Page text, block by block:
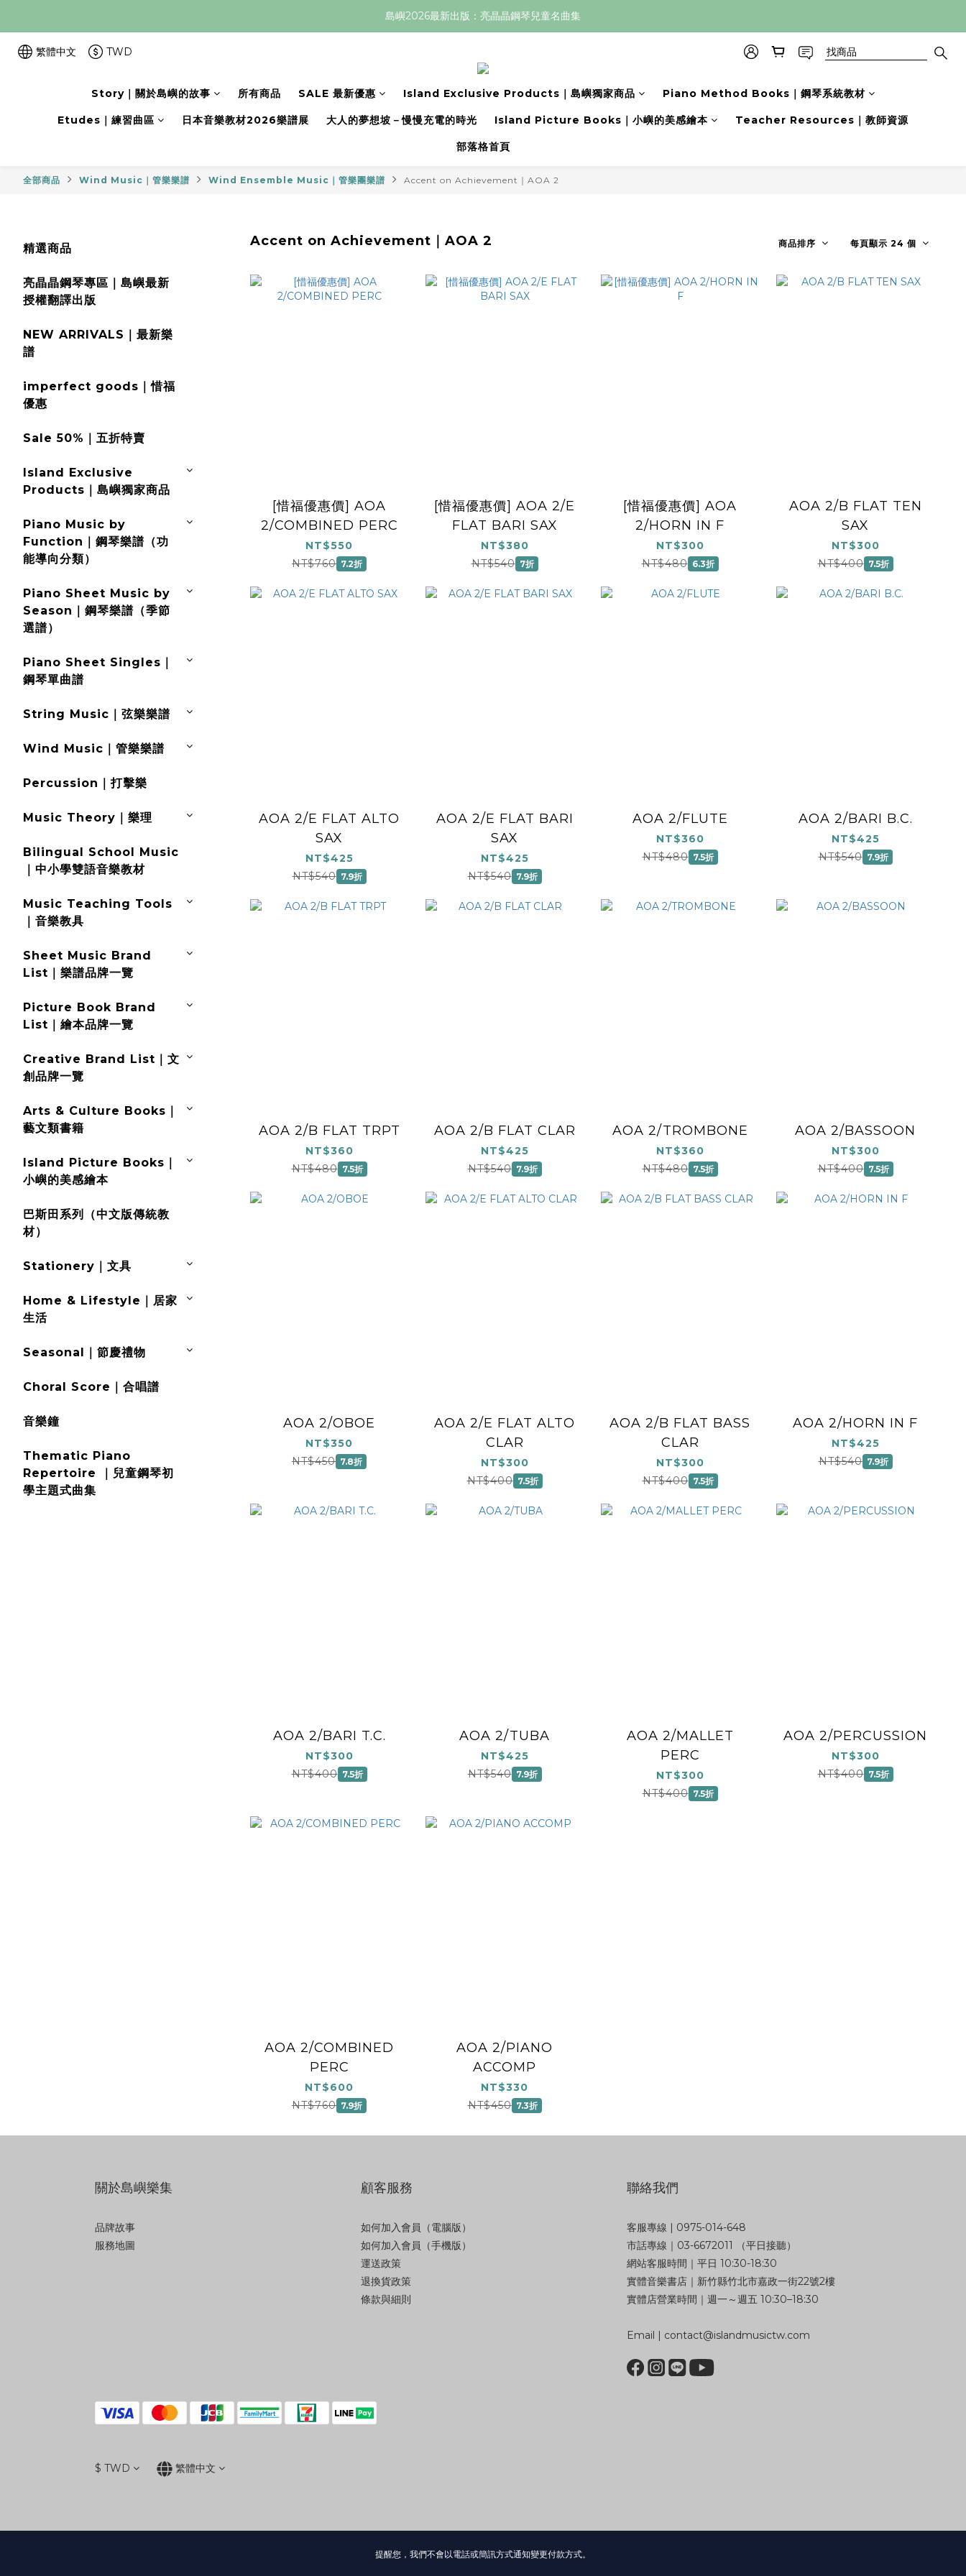
島嶼2026最新出版：亮晶晶鋼琴兒童名曲集
繁體中文 TWD
Story｜關於島嶼的故事 所有商品 SALE 最新優惠 Island Exclusive Products｜島嶼獨家商品 Piano Method Books｜鋼琴系統教材
Etudes｜練習曲區 日本音樂教材2026樂譜展 大人的夢想坡－慢慢充電的時光 Island Picture Books｜小嶼的美感繪本 Teacher Resources｜教師資源
部落格首頁
全部商品 Wind Music｜管樂樂譜 Wind Ensemble Music｜管樂團樂譜 Accent on Achievement｜AOA 2
精選商品
亮晶晶鋼琴專區｜島嶼最新
授權翻譯出版
NEW ARRIVALS｜最新樂
譜
imperfect goods｜惜福
優惠
Sale 50%｜五折特賣
Island Exclusive
Products｜島嶼獨家商品
Piano Music by
Function｜鋼琴樂譜（功
能導向分類）
Piano Sheet Music by
Season｜鋼琴樂譜（季節
選譜）
Piano Sheet Singles｜
鋼琴單曲譜
String Music｜弦樂樂譜
Wind Music｜管樂樂譜
Percussion｜打擊樂
Music Theory｜樂理
Bilingual School Music
｜中小學雙語音樂教材
Music Teaching Tools
｜音樂教具
Sheet Music Brand
List｜樂譜品牌一覽
Picture Book Brand
List｜繪本品牌一覽
Creative Brand List｜文
創品牌一覽
Arts & Culture Books｜
藝文類書籍
Island Picture Books｜
小嶼的美感繪本
巴斯田系列（中文版傳統教
材）
Stationery｜文具
Home & Lifestyle｜居家
生活
Seasonal｜節慶禮物
Choral Score｜合唱譜
音樂鐘
Thematic Piano
Repertoire ｜兒童鋼琴初
學主題式曲集
Accent on Achievement｜AOA 2 商品排序 每頁顯示 24 個
[惜福優惠價] AOA
2/COMBINED PERC
NT$550
NT$760 7.2折
[惜福優惠價] AOA 2/E
FLAT BARI SAX
NT$380
NT$540 7折
[惜福優惠價] AOA
2/HORN IN F
NT$300
NT$480 6.3折
AOA 2/B FLAT TEN
SAX
NT$300
NT$400 7.5折
AOA 2/E FLAT ALTO
SAX
NT$425
NT$540 7.9折
AOA 2/E FLAT BARI
SAX
NT$425
NT$540 7.9折
AOA 2/FLUTE
NT$360
NT$480 7.5折
AOA 2/BARI B.C.
NT$425
NT$540 7.9折
AOA 2/B FLAT TRPT
NT$360
NT$480 7.5折
AOA 2/B FLAT CLAR
NT$425
NT$540 7.9折
AOA 2/TROMBONE
NT$360
NT$480 7.5折
AOA 2/BASSOON
NT$300
NT$400 7.5折
AOA 2/OBOE
NT$350
NT$450 7.8折
AOA 2/E FLAT ALTO
CLAR
NT$300
NT$400 7.5折
AOA 2/B FLAT BASS
CLAR
NT$300
NT$400 7.5折
AOA 2/HORN IN F
NT$425
NT$540 7.9折
AOA 2/BARI T.C.
NT$300
NT$400 7.5折
AOA 2/TUBA
NT$425
NT$540 7.9折
AOA 2/MALLET
PERC
NT$300
NT$400 7.5折
AOA 2/PERCUSSION
NT$300
NT$400 7.5折
AOA 2/COMBINED
PERC
NT$600
NT$760 7.9折
AOA 2/PIANO
ACCOMP
NT$330
NT$450 7.3折
關於島嶼樂集
品牌故事
服務地圖
顧客服務
如何加入會員（電腦版）
如何加入會員（手機版）
運送政策
退換貨政策
條款與細則
聯絡我們
客服專線 | 0975-014-648
市話專線｜03-6672011 （平日接聽）
網站客服時間｜平日 10:30-18:30
實體音樂書店｜新竹縣竹北市嘉政一街22號2樓
實體店營業時間｜週一～週五 10:30–18:30
Email | contact@islandmusictw.com
$ TWD 繁體中文
提醒您，我們不會以電話或簡訊方式通知變更付款方式。